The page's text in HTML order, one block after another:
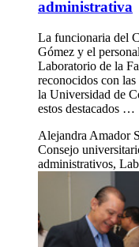
administrativa
La funcionaria del
Gómez y el
Laboratorio de la
reconocidos con
la Universidad de
estos destacados …
Alejandra Amador
Consejo
administrativos,